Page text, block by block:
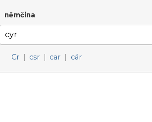
němčina
Cr | csr | car | cár